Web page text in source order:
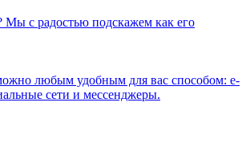
Мы с радостью подскажем как его
любым удобным для вас способом: e-
сети и мессенджеры.